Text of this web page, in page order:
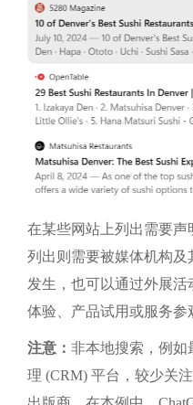
在某些网站上列出需要声
列出则需要被媒体机构
发生，也可以通过外展
体验、产品试用或服务参
注意： 非本地搜索，例如
理 (CRM) 平台，较少关